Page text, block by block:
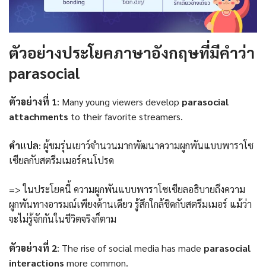
ตัวอย่างประโยคภาษาอังกฤษที่มีคำว่า
parasocial
ตัวอย่างที่ 1: Many young viewers develop parasocial
attachments to their favorite streamers.
คำแปล: ผู้ชมรุ่นเยาว์จำนวนมากพัฒนาความผูกพันแบบพาราโซ
เซียลกับสตรีมเมอร์คนโปรด
=> ในประโยคนี้ ความผูกพันแบบพาราโซเซียลอธิบายถึงความ
ผูกพันทางอารมณ์เพียงด้านเดียว รู้สึกใกล้ชิดกับสตรีมเมอร์ แม้ว่า
จะไม่รู้จักกันในชีวิตจริงก็ตาม
ตัวอย่างที่ 2: The rise of social media has made parasocial
interactions more common.